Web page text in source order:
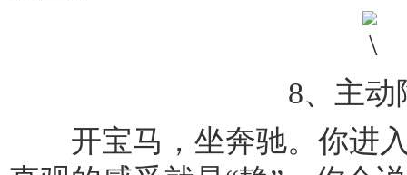
8、主动
开宝马，坐奔驰。你进入